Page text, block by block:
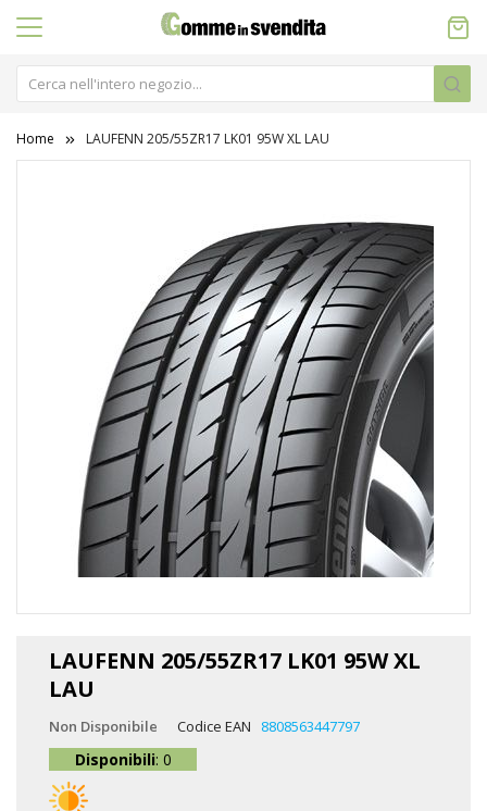
Home LAUFENN 205/55ZR17 LK01 95W XL LAU
LAUFENN 205/55ZR17 LK01 95W XL
LAU
Non Disponibile Codice EAN 8808563447797
Disponibili: 0
galleria
immagini